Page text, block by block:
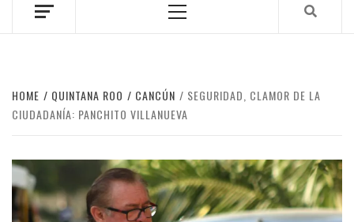
Menu
HOME QUINTANA ROO CANCÚN
SEGURIDAD, CLAMOR DE LA
CIUDADANÍA: PANCHITO VILLANUEVA